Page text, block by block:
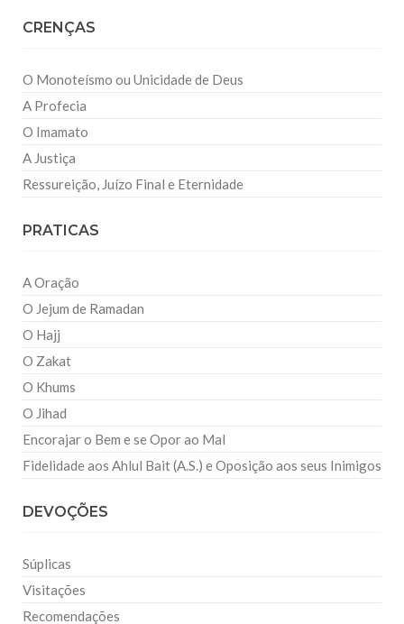
CRENÇAS
O Monoteísmo ou Unicidade de Deus
A Profecia
O Imamato
A Justiça
Ressureição, Juízo Final e Eternidade
PRATICAS
A Oração
O Jejum de Ramadan
O Hajj
O Zakat
O Khums
O Jihad
Encorajar o Bem e se Opor ao Mal
Fidelidade aos Ahlul Bait (A.S.) e Oposição aos seus Inimigos
DEVOÇÕES
Súplicas
Visitações
Recomendações